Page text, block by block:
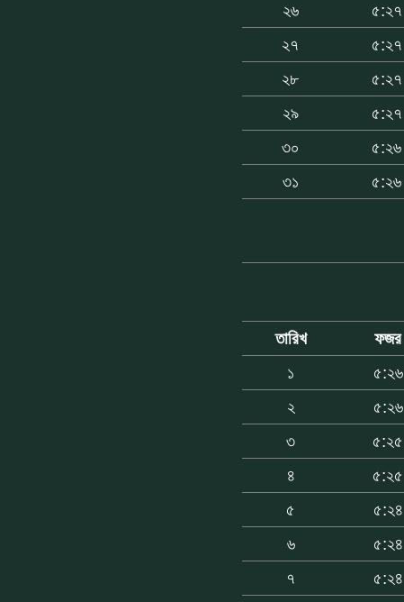
২৬
৫:২৭
২৭
৫:২৭
২৮
৫:২৭
২৯
৫:২৭
৩০
৫:২৬
৩১
৫:২৬
তারিখ ফজর
১
৫:২৬
২
৫:২৬
৩
৫:২৫
৪
৫:২৫
৫
৫:২৪
৬
৫:২৪
৭
৫:২৪